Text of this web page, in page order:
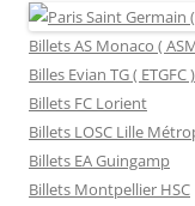
Billets AS Monaco (
Billes Evian TG ( ETGFC )
Billets FC Lorient
Billets LOSC Lille
Billets EA Guingamp
Billets Montpellier HSC